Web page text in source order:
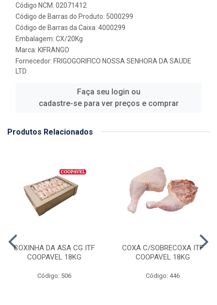
Código NCM: 02071412
Código de Barras do Produto: 5000299
Código de Barras da Caixa: 4000299
Embalagem: CX/20Kg
Marca: KIFRANGO
Fornecedor: FRIGOGORIFICO NOSSA SENHORA DA SAUDE
LTD
Faça seu login ou
cadastre-se para ver preços e comprar
Produtos Relacionados
COXINHA DA ASA CG ITF
COOPAVEL 18KG
Código: 506
COXA C/SOBRECOXA ITF
COOPAVEL 18KG
Código: 446